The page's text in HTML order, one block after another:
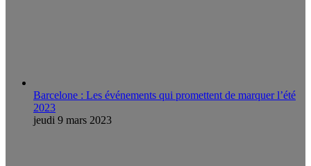
Barcelone : Les événements qui promettent de marquer l’été
2023
jeudi 9 mars 2023